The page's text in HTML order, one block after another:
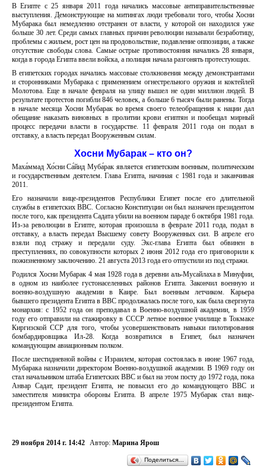
В Египте с 25 января 2011 года начались массовые антиправительственные
выступления. Демонструющие на митингах люди требовали того, чтобы Хосни
Мубарака был немедленно отстранен от власти, у которой он находился уже
больше 30 лет. Среди самых главных причин революции называли безработицу,
проблемы с жильем, рост цен на продовольствие, подавление оппозиции, а также
отсутствие свободы слова. Самые острые противостояния начались 28 января,
когда в города Египта ввели войска, а полиция начала разгонять протестующих.
В египетских городах начались массовые столкновения между демонстрантами
и сторонниками Мубарака с применением огнестрельного оружия и коктейлей
Молотова. Еще в начале февраля на улицу вышел не один миллион людей. В
результате протестов погибли 846 человек, а больше 6 тысяч были ранены. Тогда
в начале месяца Хосни Мубарак во время своего телеобращения к нации дал
обещание наказать виновных в пролитии крови египтян и пообещал мирный
процесс передачи власти в государстве. 11 февраля 2011 года он подал в
отставку, а власть передал Вооруженным силам.
Хосни Мубарак – кто он?
Маха́ммад Хо́сни Са́йид Муба́рак является египетским военным, политическим
и государственным деятелем. Глава Египта, начиная с 1981 года и заканчивая
2011.
Его назначили вице-президентов Республики Египет после его длительной
службы в египетских ВВС. Согласно Конституции он был назначен президентом
после того, как президента Садата убили на военном параде 6 октября 1981 года.
Из-за революции в Египте, которая произошла в феврале 2011 года, подал в
отставку, а власть передал Высшему совету Вооруженных сил. В апреле его
взяли под стражу и передали суду. Экс-глава Египта был обвинен в
преступлениях, по совокупности которых 2 июня 2012 года его приговорили к
пожизненному заключению. 21 августа 2013 года его отпустили из под стражи.
Родился Хосни Мубарак 4 мая 1928 года в деревни аль-Мусайлаха в Минуфии,
в одном из наиболее густонаселенных районов Египта. Закончил военную и
военно-воздушную академии в Каире. Был военным летчиком. Карьера
бывшего президента Египта в ВВС продолжалась после того, как была свергнута
монархия: с 1952 года он преподавал в Военно-воздушной академии, в 1959
году его отправили на стажировку в СССР летное военное училище в Токмаке
Киргизской ССР для того, чтобы усовершенствовать навыки пилотирования
бомбардировщика Ил-28. Когда возвратился в Египет, был назначен
командующим авиационным полком.
После шестидневной войны с Израилем, которая состоялась в июне 1967 года,
Мубарака назначили директором Военно-воздушной академии. В 1969 году он
стал начальником штаба Египетских ВВС и был на этом посту до 1972 года, пока
Анвар Садат, президент Египта, не повысил его до командующего ВВС и
заместителя министра обороны Египта. В апреле 1975 Мубарак стал вице-
президентом Египта.
29 ноября 2014 г. 14:42 Автор: Марина Ярош
Поделиться…